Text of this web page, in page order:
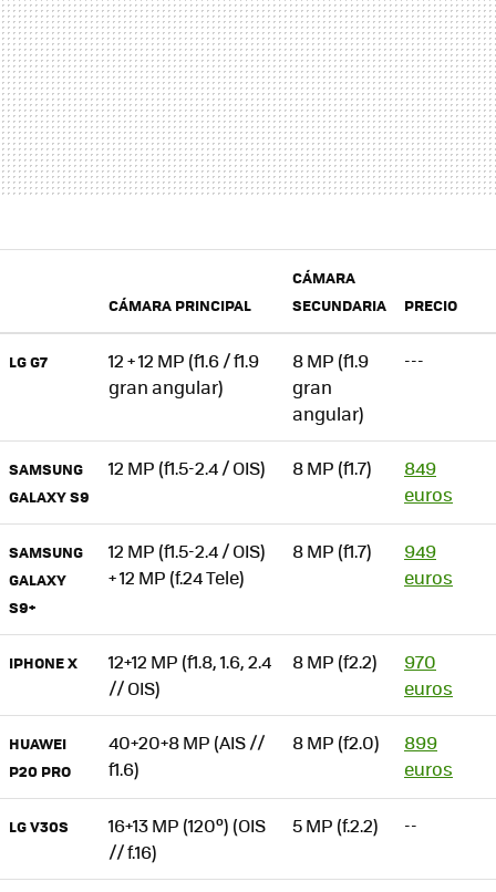
CÁMARA PRINCIPAL
CÁMARA
SECUNDARIA
PRECIO
LG G7
12 + 12 MP (f1.6 / f1.9
gran angular)
8 MP (f1.9
gran
angular)
---
SAMSUNG
GALAXY S9
12 MP (f1.5-2.4 / OIS) 8 MP (f1.7)
849
euros
SAMSUNG
GALAXY
S9+
12 MP (f1.5-2.4 / OIS)
+ 12 MP (f.24 Tele)
8 MP (f1.7)
949
euros
IPHONE X
12+12 MP (f1.8, 1.6, 2.4
// OIS)
8 MP (f2.2)
970
euros
HUAWEI
P20 PRO
40+20+8 MP (AIS //
f1.6)
8 MP (f2.0)
899
euros
LG V30S
16+13 MP (120º) (OIS
// f.16)
5 MP (f.2.2) --